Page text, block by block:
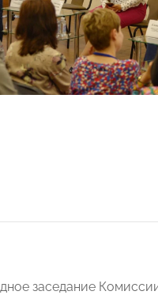
заседание